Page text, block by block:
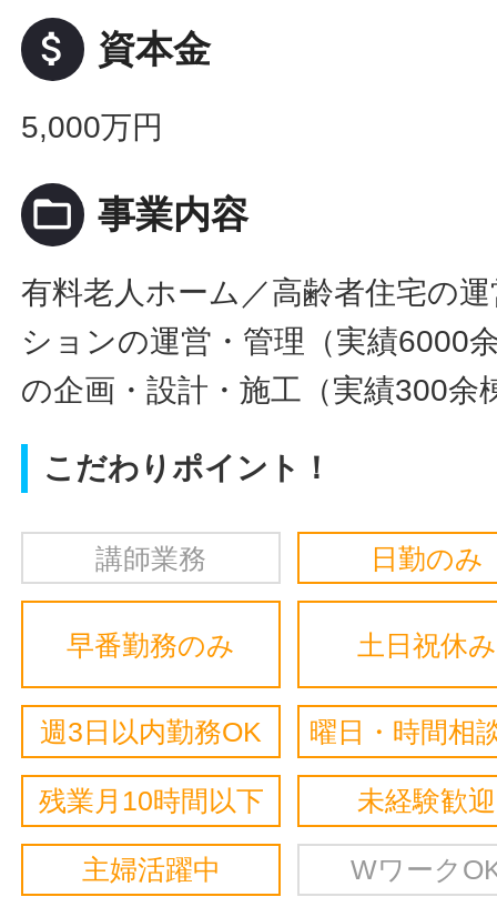
attach_money 資本金
5,000万円
folder_open 事業内容
有料老人ホーム／高齢者住宅の
ションの運営・管理（実績6000
の企画・設計・施工（実績300余
こだわりポイント！
講師業務 日勤のみ
早番勤務のみ 土日祝休み
週3日以内勤務OK 曜日・時間相
残業月10時間以下 未経験歓迎
主婦活躍中 Wワーク